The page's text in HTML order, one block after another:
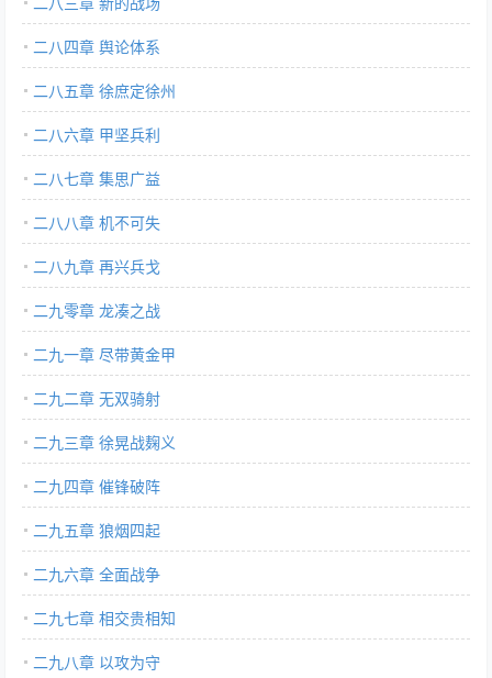
二八四章 舆论体系
二八五章 徐庶定徐州
二八六章 甲坚兵利
二八七章 集思广益
二八八章 机不可失
二八九章 再兴兵戈
二九零章 龙凑之战
二九一章 尽带黄金甲
二九二章 无双骑射
二九三章 徐晃战麹义
二九四章 催锋破阵
二九五章 狼烟四起
二九六章 全面战争
二九七章 相交贵相知
二九八章 以攻为守